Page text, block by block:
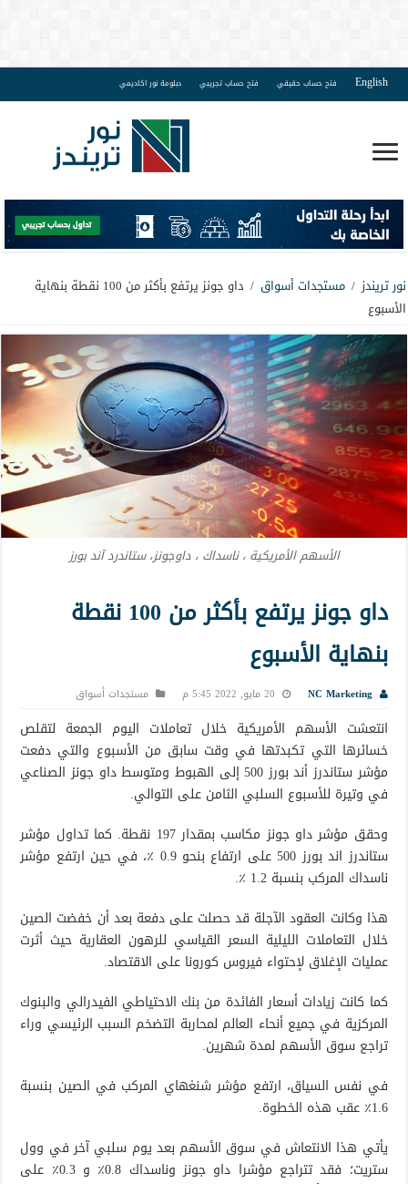
English فتح حساب حقيقي فتح حساب تجريبي دبلومة نور اكاديمي
نور تريندز / مستجدات أسواق /
داو جونز يرتفع بأكثر من 100 نقطة بنهاية
الأسبوع
الأسهم الأمريكية ، ناسداك ، داوجونز، ستاندرد آند بورز
داو جونز يرتفع بأكثر من 100 نقطة
بنهاية الأسبوع
NC Marketing 20 مايو, 2022 5:45 م مستجدات أسواق
انتعشت الأسهم الأمريكية خلال تعاملات اليوم الجمعة لتقلص
خسائرها التي تكبدتها في وقت سابق من الأسبوع والتي دفعت
مؤشر ستاندرز أند بورز 500 إلى الهبوط ومتوسط ​​داو جونز الصناعي
في وتيرة للأسبوع السلبي الثامن على التوالي.
وحقق مؤشر داو جونز مكاسب بمقدار 197 نقطة. كما تداول مؤشر
ستاندرز اند بورز 500 على ارتفاع بنحو 0.9 ٪، في حين ارتفع مؤشر
ناسداك المركب بنسبة 1.2 ٪.
هذا وكانت العقود الآجلة قد حصلت على دفعة بعد أن خفضت الصين
خلال التعاملات الليلية السعر القياسي للرهون العقارية حيث أثرت
عمليات الإغلاق لإحتواء فيروس كورونا على الاقتصاد.
كما كانت زيادات أسعار الفائدة من بنك الاحتياطي الفيدرالي والبنوك
المركزية في جميع أنحاء العالم لمحاربة التضخم السبب الرئيسي وراء
تراجع سوق الأسهم لمدة شهرين.
في نفس السياق، ارتفع مؤشر شنغهاي المركب في الصين بنسبة
1.6٪ عقب هذه الخطوة.
يأتي هذا الانتعاش في سوق الأسهم بعد يوم سلبي آخر في وول
ستريت؛ فقد تتراجع مؤشرا داو جونز وناسداك 0.8٪ و 0.3٪ على